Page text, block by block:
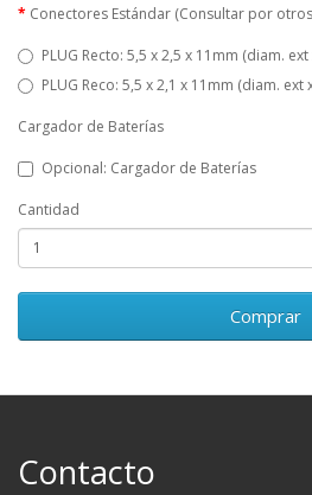
Conectores Estándar (Consultar por
PLUG Recto: 5,5 x 2,5 x 11mm (diam.
PLUG Reco: 5,5 x 2,1 x 11mm (diam. ext
Cargador de Baterías
Opcional: Cargador de Baterías
Cantidad
Comprar
Contacto